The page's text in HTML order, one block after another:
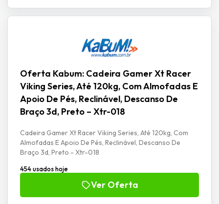
Oferta Kabum: Cadeira Gamer Xt Racer
Viking Series, Até 120kg, Com Almofadas E
Apoio De Pés, Reclinável, Descanso De
Braço 3d, Preto – Xtr-018
Cadeira Gamer Xt Racer Viking Series, Até 120kg, Com
Almofadas E Apoio De Pés, Reclinável, Descanso De
Braço 3d, Preto - Xtr-018
454 usados hoje
Ver Oferta